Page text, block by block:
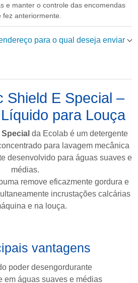
e manter o controle das encomendas
fez anteriormente.
para o qual deseja enviar
Shield E Special –
para Louça
da Ecolab é um detergente
para lavagem mecânica
desenvolvido para águas suaves e
médias.
remove eficazmente gordura e
incrustações calcárias
e na louça.
vantagens
poder desengordurante
em águas suaves e médias